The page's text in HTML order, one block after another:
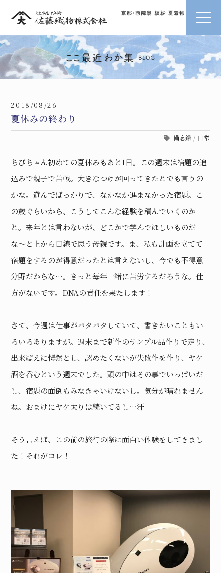
2018/08/26
夏休みの終わり
備忘録 / 日常
ちびちゃん初めての夏休みもあと1日。この週末は宿題の追
込みで親子で苦戦。大きなつけが回ってきたとでも言うの
かな。遊んでばっかりで、なかなか進まなかった宿題。こ
の歳ぐらいから、こうしてこんな経験を積んでいくのか
と。来年とは言わないが、どこかで学んでほしいものだ
な〜と上から目線で思う母親です。ま、私も計画を立てて
宿題をするのが得意だったとは言えないし、今でも不得意
分野だからな…。きっと毎年一緒に苦労するだろうな。仕
方がないです。DNAの責任を果たします！
さて、今週は仕事がバタバタしていて、書きたいこともい
ろいろありますが。週末まで新作のサンプル品作りで走り、
出来ばえに愕然とし、認めたくないが失敗作を作り、ヤケ
酒を呑むという週末でした。頭の中はその事でいっぱいだ
し、宿題の面倒もみなきゃいけないし。気分が晴れません
ね。おまけにヤケ太りは続いてるし…汗
そう言えば、この前の旅行の際に面白い体験をしてきまし
た！それがコレ！